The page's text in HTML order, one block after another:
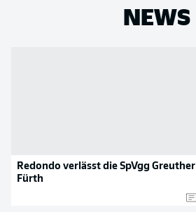
NEWS
Redondo verlässt die SpVgg Greuther
Fürth